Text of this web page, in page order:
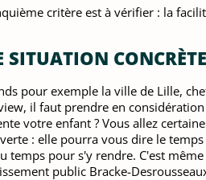
critère est à vérifier : la
SITUATION CONCRÈTE
pour exemple la ville de Lille,
il faut prendre en
votre enfant ? Vous allez
: elle pourra vous dire le
temps pour s'y rendre. C'est
public Bracke-